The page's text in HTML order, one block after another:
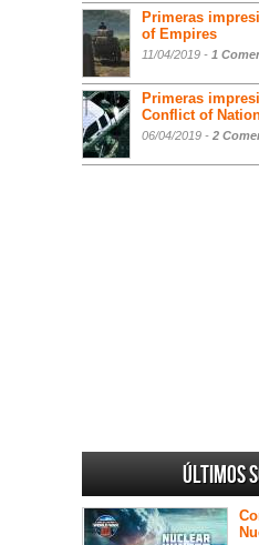
Primeras
of Empires
11/04/2019 - 1
Primeras
Conflict of
06/04/2019 - 2
Últimos